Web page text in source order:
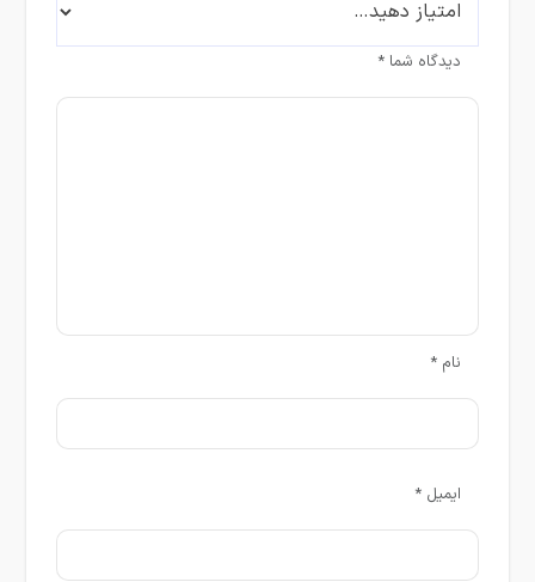
دیدگاه شما*
نام*
ایمیل*